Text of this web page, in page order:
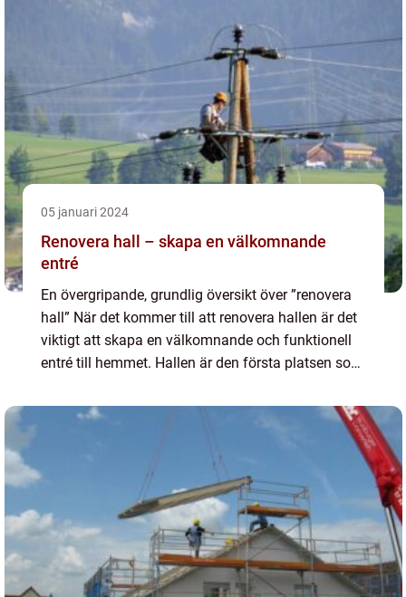
05 januari 2024
Renovera hall – skapa en välkomnande
entré
En övergripande, grundlig översikt över ”renovera
hall” När det kommer till att renovera hallen är det
viktigt att skapa en välkomnande och funktionell
entré till hemmet. Hallen är den första platsen som